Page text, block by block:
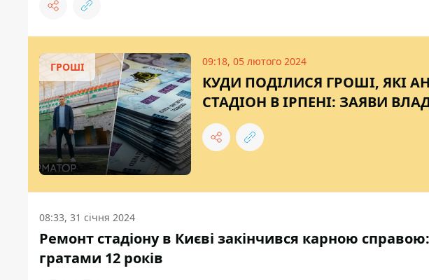
ГРОШІ 09:18, 05 лютого 2024
КУДИ ПОДІЛИСЯ ГРОШІ, ЯКІ
СТАДІОН В ІРПЕНІ: ЗАЯВИ
08:33, 31 січня 2024
Ремонт стадіону в Києві закінчився карною
гратами 12 років